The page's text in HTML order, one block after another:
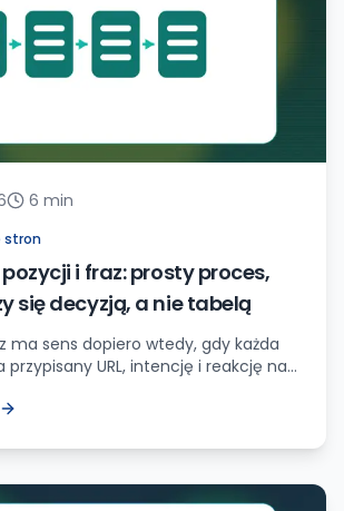
6 min
stron
i fraz: prosty proces,
się decyzją, a nie tabelą
ma sens dopiero wtedy, gdy każda
przypisany URL, intencję i reakcję na